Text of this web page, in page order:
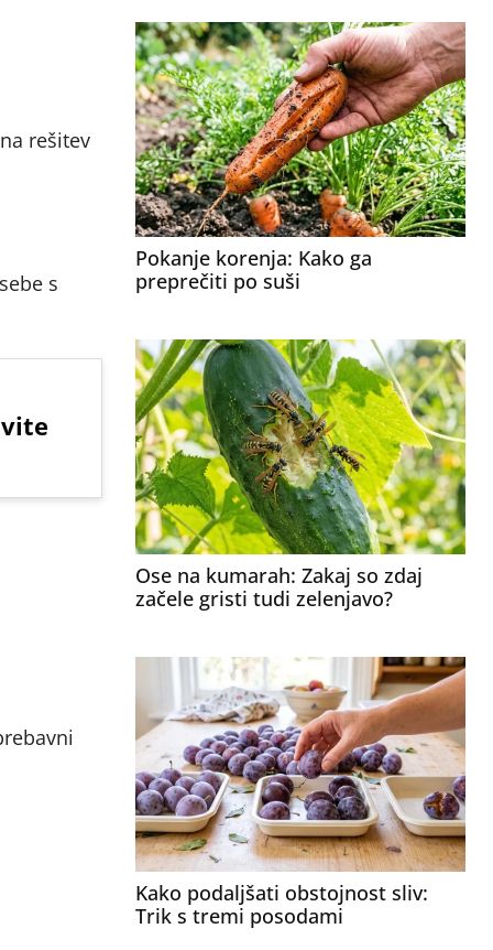
rešitev
s
Pokanje korenja: Kako ga
preprečiti po suši
Ose na kumarah: Zakaj so zdaj
začele gristi tudi zelenjavo?
Kako podaljšati obstojnost sliv:
Trik s tremi posodami